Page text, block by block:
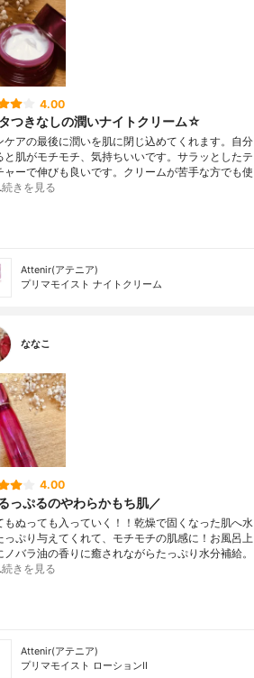
4.00
つきなしの潤いナイトクリーム☆
ケアの最後に潤いを肌に閉じ込めてくれます。自分
と肌がモチモチ、気持ちいいです。サラッとしたテ
ャーで伸びも良いです。クリームが苦手な方でも使
続きを見る
Attenir(アテニア)
プリマモイスト ナイトクリーム
ななこ
4.00
っぷるのやわらかもち肌／
もぬっても入っていく！！乾燥で固くなった肌へ水
っぷり与えてくれて、モチモチの肌感に！お風呂上
ノバラ油の香りに癒されながらたっぷり水分補給。
続きを見る
Attenir(アテニア)
プリマモイスト ローションII